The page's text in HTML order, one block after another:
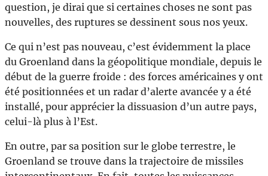
question, je dirai que si certaines choses ne sont pas
nouvelles, des ruptures se dessinent sous nos yeux.
Ce qui n’est pas nouveau, c’est évidemment la place
du Groenland dans la géopolitique mondiale, depuis le
début de la guerre froide : des forces américaines y ont
été positionnées et un radar d’alerte avancée y a été
installé, pour apprécier la dissuasion d’un autre pays,
celui-là plus à l’Est.
En outre, par sa position sur le globe terrestre, le
Groenland se trouve dans la trajectoire de missiles